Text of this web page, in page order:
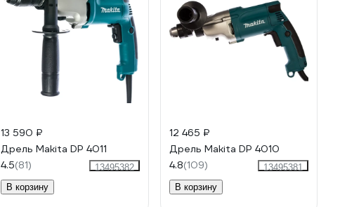
13 590 ₽
Дрель Makita DP 4011
4.5(81)
13495382
В корзину
12 465 ₽
Дрель Makita DP 4010
4.8(109)
13495381
В корзину